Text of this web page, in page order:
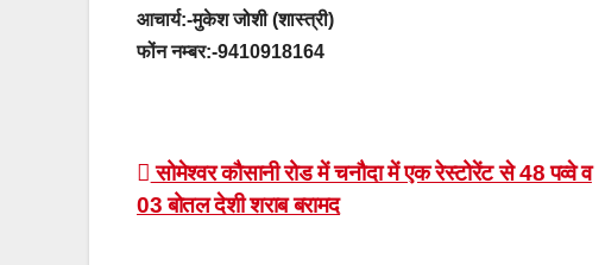
आचार्य:-मुकेश जोशी (शास्त्री)
फोंन नम्बर:-9410918164
Post
navigation
सोमेश्वर कौसानी रोड में चनौदा में एक रेस्टोरेंट से 48 पव्वे व
03 बोतल देशी शराब बरामद